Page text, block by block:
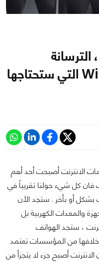
منتجات ASUS WiFi 6 ، الترسانة
الانترنت أصبحت أحد أهم
فان كل شيء حولنا تقريباً في
بشكل أو بأخر . ستجد الأن
والمعدات الكهربية بل
، ستجد الهواتف
من المؤسسات تعتمد
أصبح جزء لا يتجزأ من